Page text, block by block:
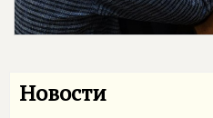
Новости